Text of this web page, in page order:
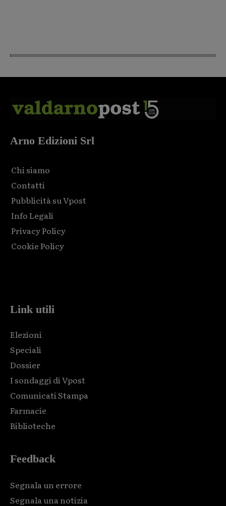
Arno Edizioni Srl
Chi siamo
Contatti
Pubblicità su Vpost
Info Legali
Privacy Policy
Cookie Policy
Link utili
Elezioni
Speciali
Dossier
I sondaggi di Vpost
Comunicati Stampa
Farmacie
Biblioteche
Feedback
Segnala un errore
Segnala una notizia